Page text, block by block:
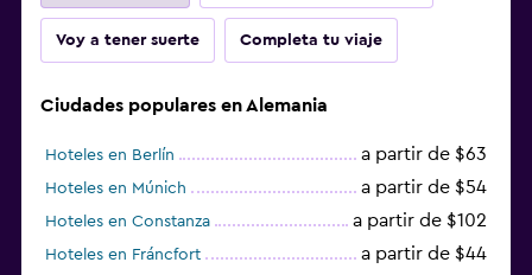
Voy a tener suerte Completa tu viaje
Ciudades populares en Alemania
Hoteles en Berlín a partir de $63
Hoteles en Múnich a partir de $54
Hoteles en Constanza a partir de $102
Hoteles en Fráncfort a partir de $44